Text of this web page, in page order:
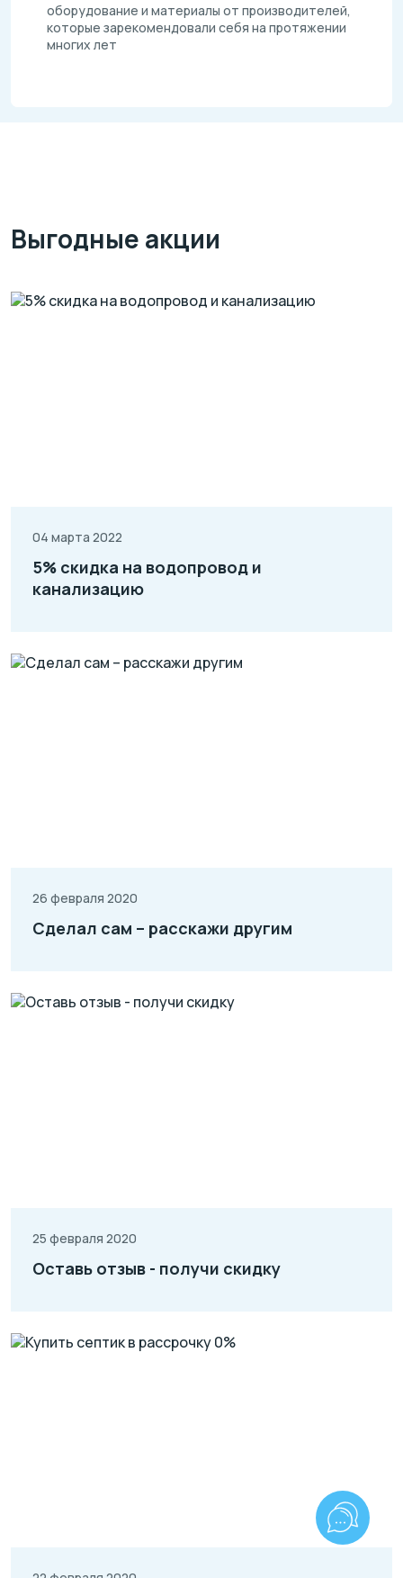
оборудование и материалы от производителей,
которые зарекомендовали себя на протяжении
многих лет
Выгодные акции
04 марта 2022
5% скидка на водопровод и
канализацию
26 февраля 2020
Сделал сам – расскажи другим
25 февраля 2020
Оставь отзыв - получи скидку